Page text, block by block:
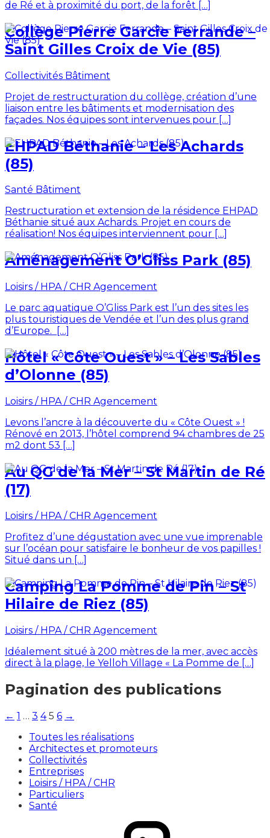
de Ré et à proximité du port, de la forêt […]
Collège Pierre Garcie Ferrande –
Saint Gilles Croix de Vie (85)
Collectivités Bâtiment
Projet de restructuration du collège, création d’une
liaison entre les bâtiments et modernisation des
façades. Nos équipes sont intervenues pour […]
EHPAD Béthanie – Les Achards
(85)
Santé Bâtiment
Restructuration et extension de la résidence EHPAD
Béthanie situé aux Achards. Projet en cours de
réalisation! Nos équipes interviennent pour […]
Aménagement O’Gliss Park (85)
Loisirs / HPA / CHR Agencement
Le parc aquatique O’Gliss Park est l’un des sites les
plus touristiques de Vendée et l’un des plus grand
d’Europe. […]
Hôtel « Côte Ouest » – Les Sables
d’Olonne (85)
Loisirs / HPA / CHR Agencement
Levons l’ancre à la découverte du « Côte Ouest » !
Rénové en 2013, l’hôtel comprend 94 chambres de 25
m2 dont 53 […]
Au QG de la Mer – St Martin de Ré
(17)
Loisirs / HPA / CHR Agencement
Profitez d’une dégustation avec une vue imprenable
sur l’océan pour satisfaire le bonheur de vos papilles !
Situé dans un […]
Camping La Pomme de Pin – St
Hilaire de Riez (85)
Loisirs / HPA / CHR Agencement
Idéalement situé à 200 mètres de la mer, avec accès
direct à la plage, le Yelloh Village « La Pomme de […]
Pagination des publications
← 1 … 3 4 5 6 →
Toutes les réalisations
Architectes et promoteurs
Collectivités
Entreprises
Loisirs / HPA / CHR
Particuliers
Santé